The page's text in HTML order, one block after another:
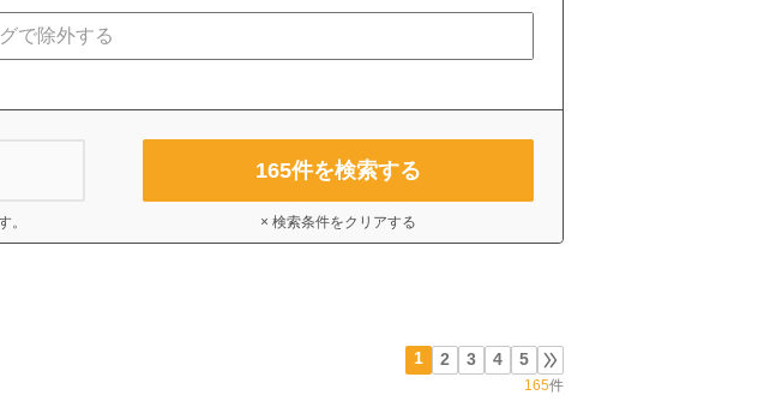
。
165件を検索する
× 検索条件をクリアする
1 2 3 4 5
165件